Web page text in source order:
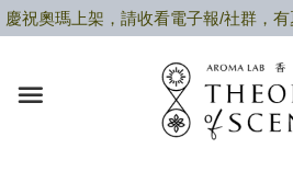
慶祝奧瑪上架，請收看電子報/社群，